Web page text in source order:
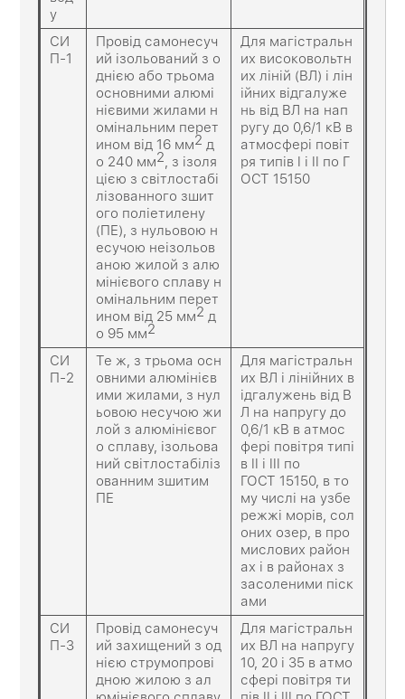
у
СИ
П-1
Провід самонесуч
ий ізольований з о
днією або трьома
основними алюмі
нієвими жилами н
омінальним перет
ином від 16 мм2 д
о 240 мм2 , з ізоля
цією з світлостабі
лізованного зшит
ого поліетилену
(ПЕ), з нульовою н
есучою неізольов
аною жилой з алю
мінієвого сплаву н
омінальним перет
ином від 25 мм2 д
о 95 мм2
Для магістральн
их високовольтн
их ліній (ВЛ) і лін
ійних відгалуже
нь від ВЛ на нап
ругу до 0,6/1 кВ в
атмосфері повіт
ря типів I і II по Г
ОСТ 15150
СИ
П-2
Те ж, з трьома осн
овними алюмінієв
ими жилами, з нул
ьовою несучою жи
лой з алюмінієвог
о сплаву, ізольова
ний світлостабіліз
ованним зшитим
ПЕ
Для магістральн
их ВЛ і лінійних в
ідгалужень від В
Л на напругу до
0,6/1 кВ в атмос
фері повітря типі
в II і III по
ГОСТ 15150, в то
му числі на узбе
режжі морів, сол
оних озер, в про
мислових район
ах і в районах з
засоленими піск
ами
СИ
П-3
Провід самонесуч
ий захищений з од
нією струмопрові
дною жилою з ал
Для магістральн
их ВЛ на напругу
10, 20 і 35 в атмо
сфері повітря ти